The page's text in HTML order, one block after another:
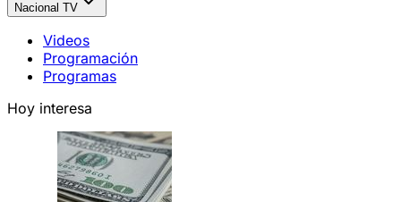
Nacional TV
Videos
Programación
Programas
Hoy interesa